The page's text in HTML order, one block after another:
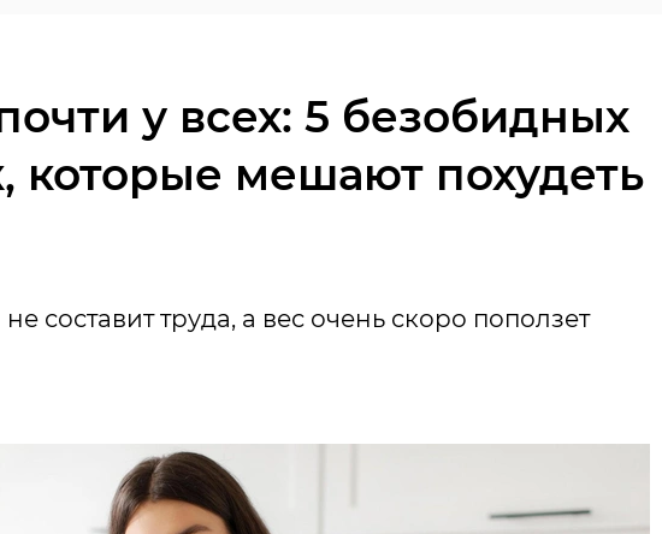
у всех: 5 безобидных
которые мешают похудеть
составит труда, а вес очень скоро поползет